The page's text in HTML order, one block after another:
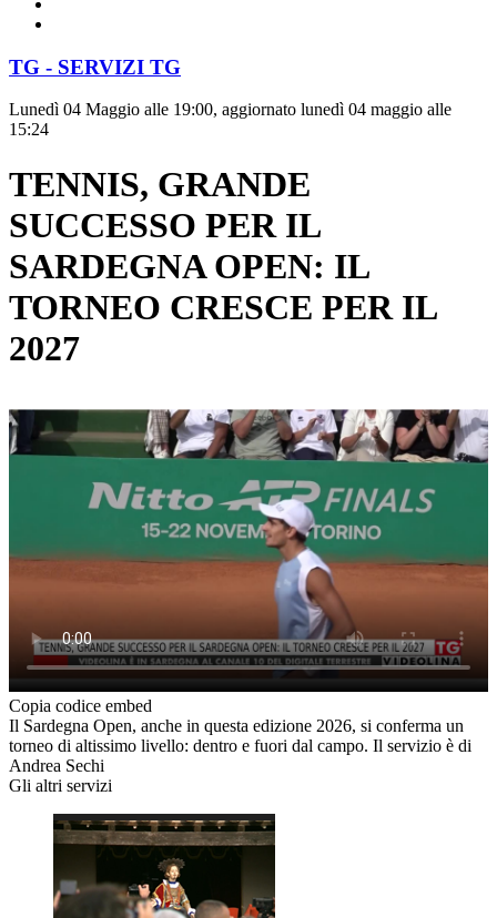
TG - SERVIZI TG
Lunedì 04 Maggio alle 19:00, aggiornato lunedì 04 maggio alle
15:24
TENNIS, GRANDE
SUCCESSO PER IL
SARDEGNA OPEN: IL
TORNEO CRESCE PER IL
2027
Copia codice embed
Il Sardegna Open, anche in questa edizione 2026, si conferma un
torneo di altissimo livello: dentro e fuori dal campo. Il servizio è di
Andrea Sechi
Gli altri servizi